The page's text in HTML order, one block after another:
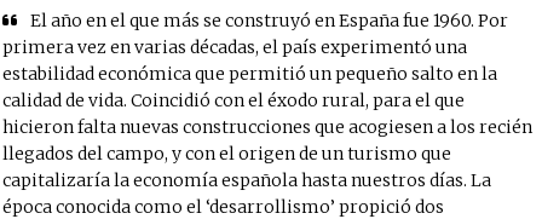
El año en el que más se construyó en España fue 1960. Por
primera vez en varias décadas, el país experimentó una
estabilidad económica que permitió un pequeño salto en la
calidad de vida. Coincidió con el éxodo rural, para el que
hicieron falta nuevas construcciones que acogiesen a los recién
llegados del campo, y con el origen de un turismo que
capitalizaría la economía española hasta nuestros días. La
época conocida como el ‘desarrollismo’ propició dos